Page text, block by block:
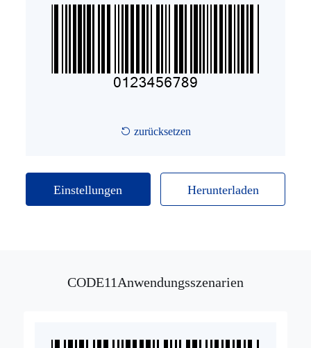
GS1 DataBar
zurücksetzen
Einstellungen Herunterladen
CODE11Anwendungsszenarien